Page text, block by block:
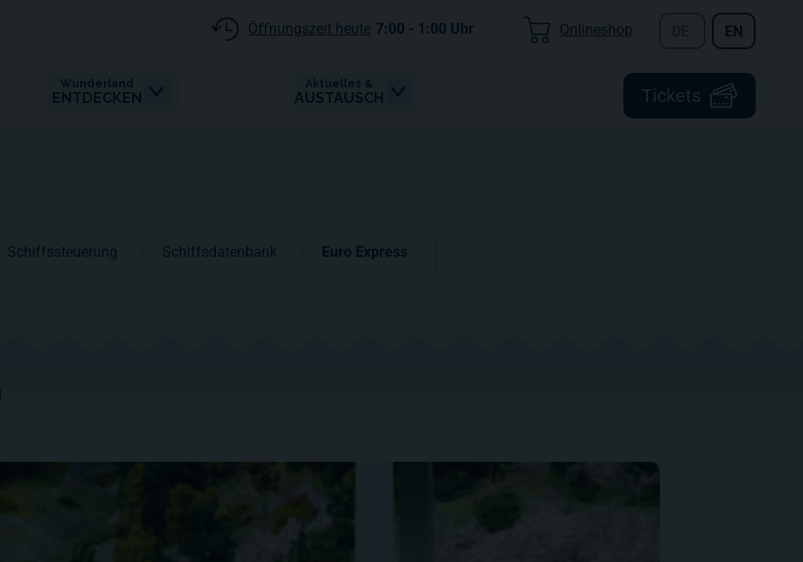
Tickets
Wunderland
ENTDECKEN
Aktuelles &
AUSTAUSCH
Öffnungszeit heute 7:00 - 1:00 Uhr Onlineshop EN
Schiffssteuerung Schiffsdatenbank Euro Express